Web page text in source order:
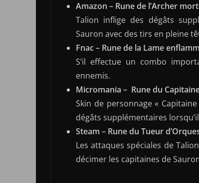
Amazon – Rune de l’Archer
Talion inflige des dégâts
Sauron avec des tirs en pleine
Fnac – Rune de la Lame
S’il effectue un combo
ennemis.
Micromania – Rune du
Skin de personnage «
dégâts supplémentaires
Steam – Rune du Tueur
Les attaques spéciales de
décimer les capitaines de